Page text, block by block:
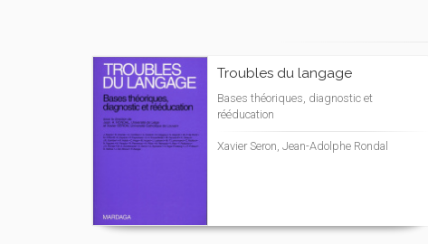
Troubles du langage
Bases théoriques, diagnostic et
rééducation
Xavier Seron, Jean-Adolphe Rondal